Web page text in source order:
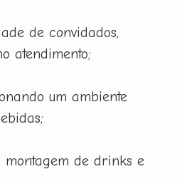
de convidados,
atendimento;
um ambiente
de drinks e